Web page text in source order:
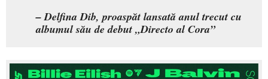
– Delfina Dib, proaspăt lansată anul trecut cu
albumul său de debut „Directo al Cora”